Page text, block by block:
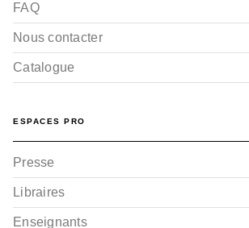
FAQ
Nous contacter
Catalogue
ESPACES PRO
Presse
Libraires
Enseignants